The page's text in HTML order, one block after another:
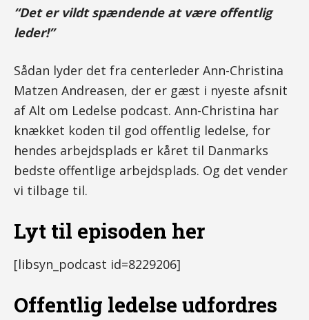
“Det er vildt spændende at være offentlig
leder!”
Sådan lyder det fra centerleder Ann-Christina
Matzen Andreasen, der er gæst i nyeste afsnit
af Alt om Ledelse podcast. Ann-Christina har
knækket koden til god offentlig ledelse, for
hendes arbejdsplads er kåret til Danmarks
bedste offentlige arbejdsplads. Og det vender
vi tilbage til.
Lyt til episoden her
[libsyn_podcast id=8229206]
Offentlig ledelse udfordres